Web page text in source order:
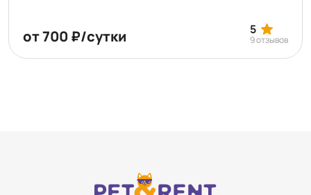
или насладиться SPA-процедурами. В нашем отеле вы
можете подготовить питомца к выставке, а также
арендовать помещения для проведения мастер-
от 700 ₽/сутки 5
9 отзывов